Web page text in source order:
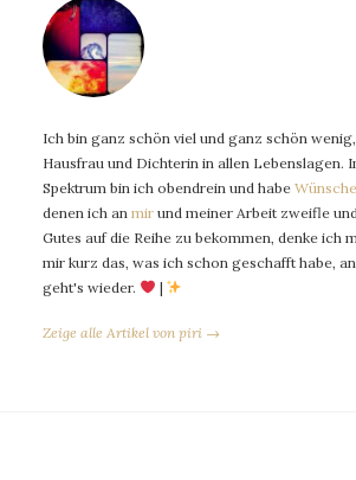
Ich bin ganz schön viel und ganz schön
Hausfrau und Dichterin in allen Lebenslagen.
Spektrum bin ich obendrein und habe Wünsche
denen ich an mir und meiner Arbeit zweifle
Gutes auf die Reihe zu bekommen, denke ich
mir kurz das, was ich schon geschafft habe,
geht's wieder.
|
Zeige alle Artikel von piri →